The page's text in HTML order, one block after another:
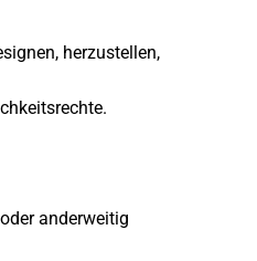
herzustellen,
anderweitig